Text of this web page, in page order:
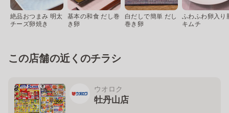
絶品おつまみ 明太
チーズ卵焼き
基本の和食 だし巻
き卵
白だしで簡単 だし
巻き卵
ふわふわ卵入り
キムチ
この店舗の近くのチラシ
ウオロク
牡丹山店